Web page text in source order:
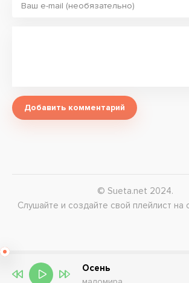
Добавить комментарий
© Sueta.net 2024.
Слушайте и создайте свой плейлист на
Осень